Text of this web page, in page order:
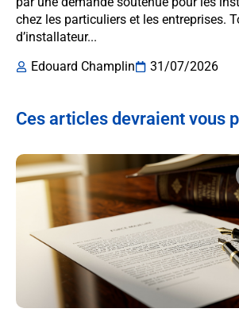
chez les particuliers et les entreprises.
d’installateur...
Edouard Champlin
31/07/2026
Ces articles devraient vous